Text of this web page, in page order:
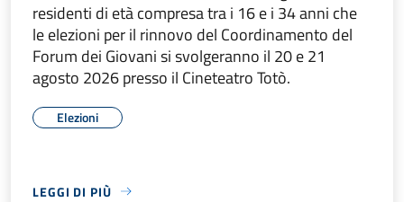
residenti di età compresa tra i 16 e i 34 anni che
le elezioni per il rinnovo del Coordinamento del
Forum dei Giovani si svolgeranno il 20 e 21
agosto 2026 presso il Cineteatro Totò.
Elezioni
LEGGI DI PIÙ